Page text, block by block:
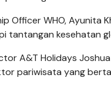
Officer WHO, Ayunita
tantangan kesehatan
A&T Holidays
pariwisata yang